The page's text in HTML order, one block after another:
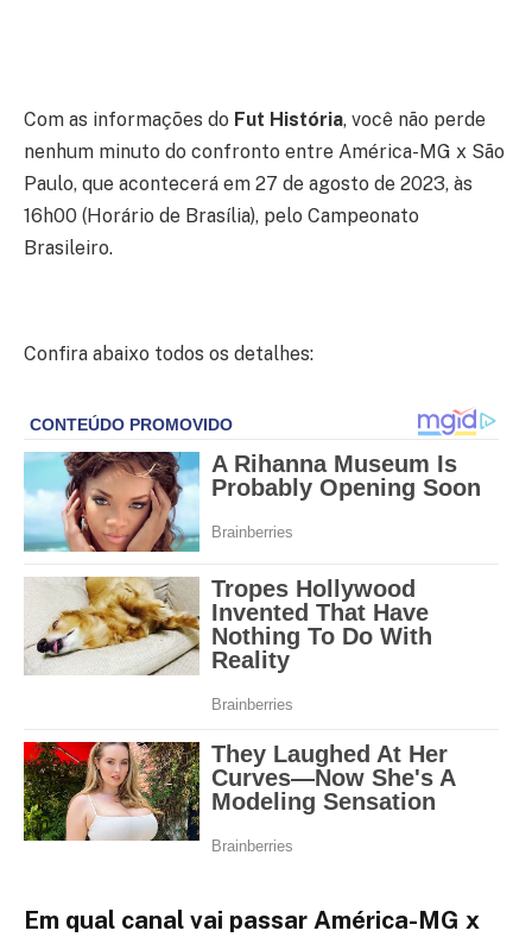
Com as informações do Fut História, você não perde
nenhum minuto do confronto entre América-MG x São
Paulo, que acontecerá em 27 de agosto de 2023, às
16h00 (Horário de Brasília), pelo Campeonato
Brasileiro.
Confira abaixo todos os detalhes:
Em qual canal vai passar América-MG x